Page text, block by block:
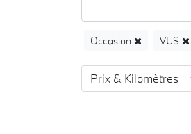
Occasion VUS
Prix & Kilomètres